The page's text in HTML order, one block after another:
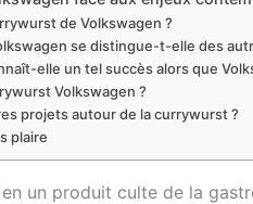
de Volkswagen ?
se distingue-t-elle des
elle un tel succès alors que
Volkswagen ?
projets autour de la currywurst ?
plaire
un produit culte de la